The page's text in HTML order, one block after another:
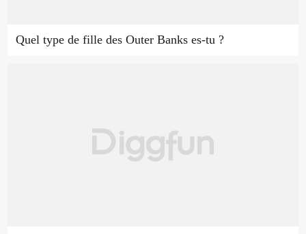
Quel type de fille des Outer Banks es-tu ?